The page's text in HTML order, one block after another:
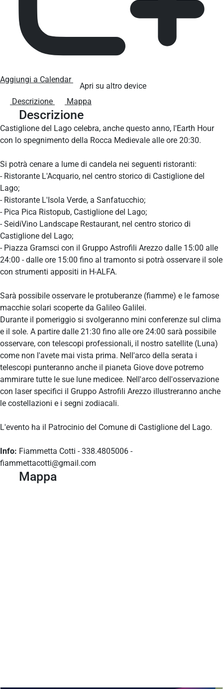
Aggiungi a Calendar
Apri su altro device
Descrizione
Mappa
Descrizione
Castiglione del Lago celebra, anche questo anno, l'Earth Hour
con lo spegnimento della Rocca Medievale alle ore 20:30.
Si potrà cenare a lume di candela nei seguenti ristoranti:
- Ristorante L'Acquario, nel centro storico di Castiglione del
Lago;
- Ristorante L'Isola Verde, a Sanfatucchio;
- Pica Pica Ristopub, Castiglione del Lago;
- SeidiVino Landscape Restaurant, nel centro storico di
Castiglione del Lago;
- Piazza Gramsci con il Gruppo Astrofili Arezzo dalle 15:00 alle
24:00 - dalle ore 15:00 fino al tramonto si potrà osservare il sole
con strumenti appositi in H-ALFA.
Sarà possibile osservare le protuberanze (fiamme) e le famose
macchie solari scoperte da Galileo Galilei.
Durante il pomeriggio si svolgeranno mini conferenze sul clima
e il sole. A partire dalle 21:30 fino alle ore 24:00 sarà possibile
osservare, con telescopi professionali, il nostro satellite (Luna)
come non l'avete mai vista prima. Nell'arco della serata i
telescopi punteranno anche il pianeta Giove dove potremo
ammirare tutte le sue lune medicee. Nell'arco dell'osservazione
con laser specifici il Gruppo Astrofili Arezzo illustreranno anche
le costellazioni e i segni zodiacali.
L'evento ha il Patrocinio del Comune di Castiglione del Lago.
Info: Fiammetta Cotti - 338.4805006 -
fiammettacotti@gmail.com
Mappa